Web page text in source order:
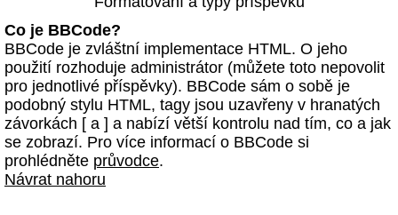
Co je BBCode?
BBCode je zvláštní implementace HTML. O jeho
použití rozhoduje administrátor (můžete toto nepovolit
pro jednotlivé příspěvky). BBCode sám o sobě je
podobný stylu HTML, tagy jsou uzavřeny v hranatých
závorkách [ a ] a nabízí větší kontrolu nad tím, co a jak
se zobrazí. Pro více informací o BBCode si
prohlédněte průvodce.
Návrat nahoru